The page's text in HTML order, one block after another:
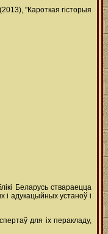
"Кароткая гісторыя
Беларусь ствараецца
і адукацыйных устаноў і
для іх перакладу,